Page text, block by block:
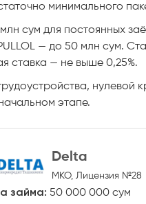
минимального
сум для постоянных
— до 50 млн сум.
ставка — не выше 0,25%.
этапе.
Delta
МКО, Лицензия №28
займа: 50 000 000 сум